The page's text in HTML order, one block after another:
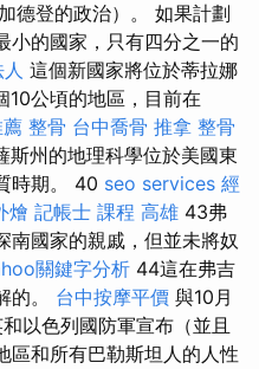
德登的政治）。 如果計劃
小的國家，只有四分之一的
這個新國家將位於蒂拉娜
10公頃的地區，目前在
整骨 台中喬骨 推拿 整骨
斯州的地理科學位於美國東
時期。 40 seo services 經
燴 記帳士 課程 高雄 43弗
南國家的親戚，但並未將奴
關鍵字分析 44這在弗吉
的。 台中按摩平價 與10月
以色列國防軍宣布（並且
區和所有巴勒斯坦人的人性